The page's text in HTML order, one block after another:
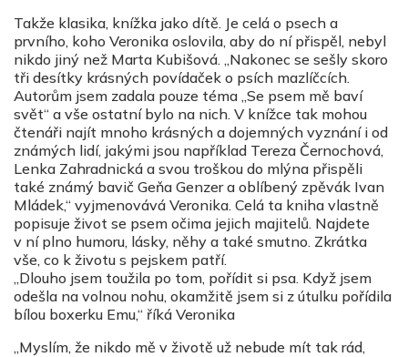
Takže klasika, knížka jako dítě. Je celá o psech a
prvního, koho Veronika oslovila, aby do ní přispěl, nebyl
nikdo jiný než Marta Kubišová. „Nakonec se sešly skoro
tři desítky krásných povídaček o psích mazlíčcích.
Autorům jsem zadala pouze téma „Se psem mě baví
svět“ a vše ostatní bylo na nich. V knížce tak mohou
čtenáři najít mnoho krásných a dojemných vyznání i od
známých lidí, jakými jsou například Tereza Černochová,
Lenka Zahradnická a svou troškou do mlýna přispěli
také známý bavič Geňa Genzer a oblíbený zpěvák Ivan
Mládek,“ vyjmenovává Veronika. Celá ta kniha vlastně
popisuje život se psem očima jejich majitelů. Najdete
v ní plno humoru, lásky, něhy a také smutno. Zkrátka
vše, co k životu s pejskem patří.
„Dlouho jsem toužila po tom, pořídit si psa. Když jsem
odešla na volnou nohu, okamžitě jsem si z útulku pořídila
bílou boxerku Emu,“ říká Veronika
„Myslím, že nikdo mě v životě už nebude mít tak rád,